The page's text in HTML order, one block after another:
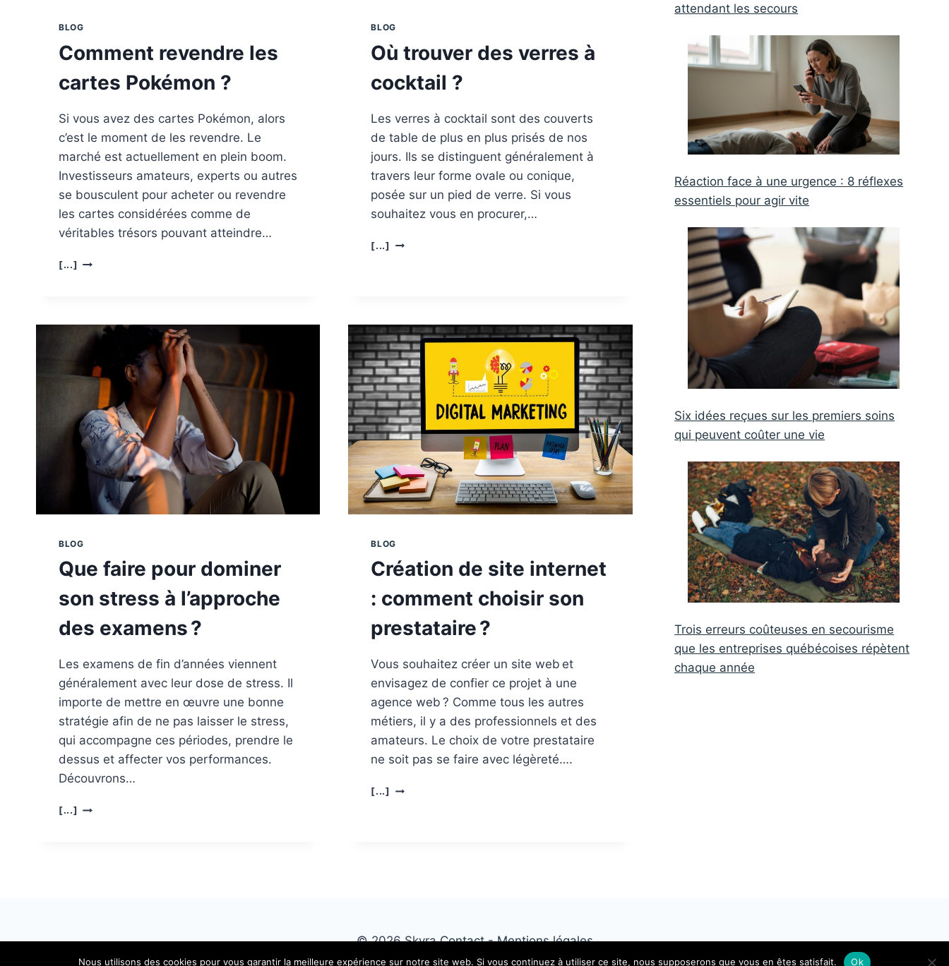
BLOG
Comment revendre les
cartes Pokémon ?
Si vous avez des cartes Pokémon, alors
c’est le moment de les revendre. Le
marché est actuellement en plein boom.
Investisseurs amateurs, experts ou autres
se bousculent pour acheter ou revendre
les cartes considérées comme de
véritables trésors pouvant atteindre…
[...] COMMENT
BLOG
Où trouver des verres à
cocktail ?
Les verres à cocktail sont des couverts
de table de plus en plus prisés de nos
jours. Ils se distinguent généralement à
travers leur forme ovale ou conique,
posée sur un pied de verre. Si vous
souhaitez vous en procurer,…
[...]
OÙ
?
BLOG
Que faire pour dominer
son stress à l’approche
des examens ?
Les examens de fin d’années viennent
généralement avec leur dose de stress. Il
importe de mettre en œuvre une bonne
stratégie afin de ne pas laisser le stress,
qui accompagne ces périodes, prendre le
dessus et affecter vos performances.
Découvrons…
[...] QUE
EXAMENS ?
BLOG
Création de site internet
: comment choisir son
prestataire ?
Vous souhaitez créer un site web et
envisagez de confier ce projet à une
agence web ? Comme tous les autres
métiers, il y a des professionnels et des
amateurs. Le choix de votre prestataire
ne soit pas se faire avec légèreté….
[...]
CRÉATION
attendant les secours
Réaction face à une urgence : 8 réflexes
essentiels pour agir vite
Six idées reçues sur les premiers soins
qui peuvent coûter une vie
Trois erreurs coûteuses en secourisme
que les entreprises québécoises répètent
chaque année
© 2026 SkyraContact -Mentions légales
Nous utilisons des cookies pour vous garantir la meilleure expérience sur notre site web. Si vous continuez à utiliser ce site, nous supposerons que vous en êtes satisfait. Ok